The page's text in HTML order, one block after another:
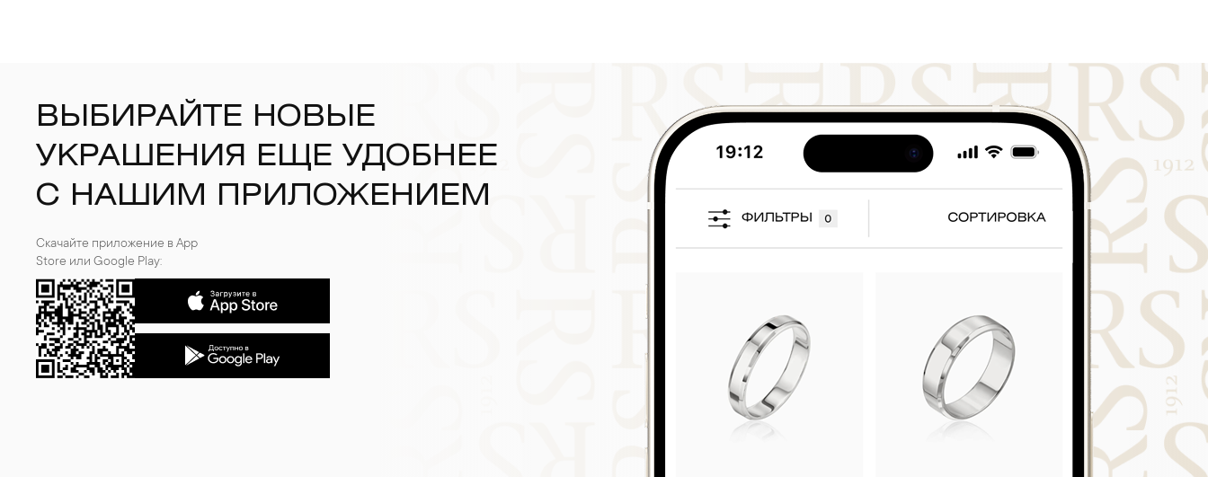
ВЫБИРАЙТЕ НОВЫЕ
УКРАШЕНИЯ ЕЩЕ УДОБНЕЕ
С НАШИМ ПРИЛОЖЕНИЕМ
Скачайте приложение в App
Store или Google Play: